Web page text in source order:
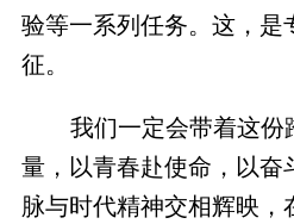
验等一系列任务。这，是
征。
我们一定会带着这份
量，以青春赴使命，以奋
脉与时代精神交相辉映，